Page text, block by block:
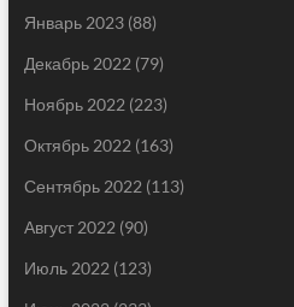
Январь 2023(88)
Декабрь 2022 (79)
Ноябрь 2022 (223)
Октябрь 2022 (163)
Сентябрь 2022 (113)
Август 2022 (90)
Июль 2022 (123)